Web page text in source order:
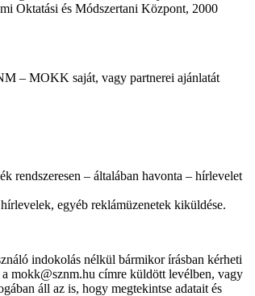
Oktatási és Módszertani Központ, 2000
– MOKK saját, vagy partnerei ajánlatát
rendszeresen – általában havonta – hírlevelet
egyéb reklámüzenetek kiküldése.
indokolás nélkül bármikor írásban kérheti
mokk@sznm.hu címre küldött levélben, vagy
áll az is, hogy megtekintse adatait és